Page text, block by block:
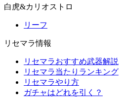
白虎&カリオストロ
リーフ
リセマラ情報
リセマラおすすめ武器解説
リセマラ当たりランキング
リセマラやり方
ガチャはどれを引く？